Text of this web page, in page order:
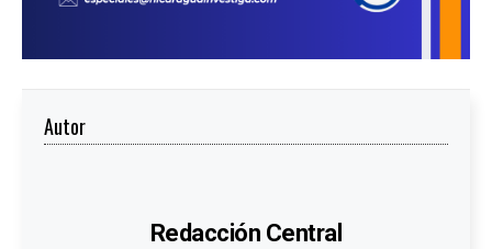
Autor
Redacción Central